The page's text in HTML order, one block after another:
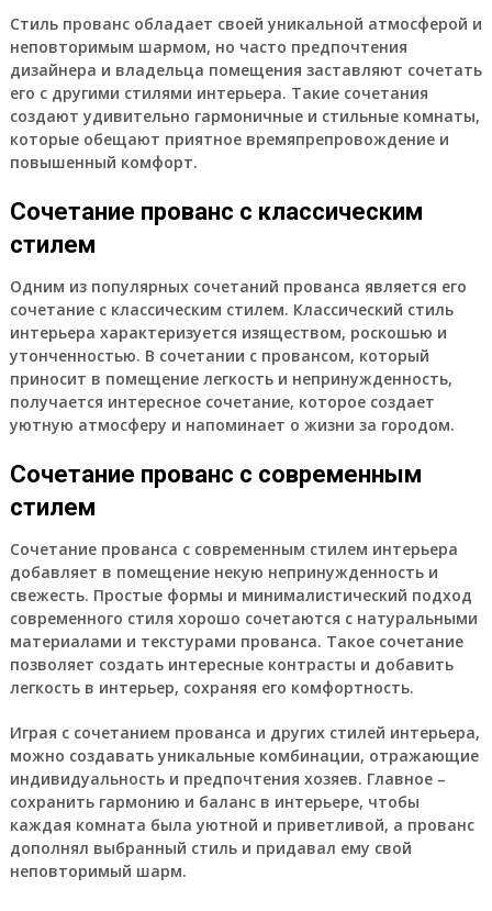
Стиль прованс обладает своей уникальной атмосферой и
неповторимым шармом, но часто предпочтения
дизайнера и владельца помещения заставляют сочетать
его с другими стилями интерьера. Такие сочетания
создают удивительно гармоничные и стильные комнаты,
которые обещают приятное времяпрепровождение и
повышенный комфорт.
Сочетание прованс с классическим
стилем
Одним из популярных сочетаний прованса является его
сочетание с классическим стилем. Классический стиль
интерьера характеризуется изяществом, роскошью и
утонченностью. В сочетании с провансом, который
приносит в помещение легкость и непринужденность,
получается интересное сочетание, которое создает
уютную атмосферу и напоминает о жизни за городом.
Сочетание прованс с современным
стилем
Сочетание прованса с современным стилем интерьера
добавляет в помещение некую непринужденность и
свежесть. Простые формы и минималистический подход
современного стиля хорошо сочетаются с натуральными
материалами и текстурами прованса. Такое сочетание
позволяет создать интересные контрасты и добавить
легкость в интерьер, сохраняя его комфортность.
Играя с сочетанием прованса и других стилей интерьера,
можно создавать уникальные комбинации, отражающие
индивидуальность и предпочтения хозяев. Главное –
сохранить гармонию и баланс в интерьере, чтобы
каждая комната была уютной и приветливой, а прованс
дополнял выбранный стиль и придавал ему свой
неповторимый шарм.